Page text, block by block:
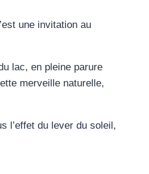
une invitation au
lac, en pleine parure
merveille naturelle,
l’effet du lever du soleil,